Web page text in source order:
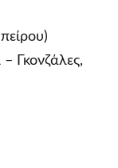
Γκονζάλες,